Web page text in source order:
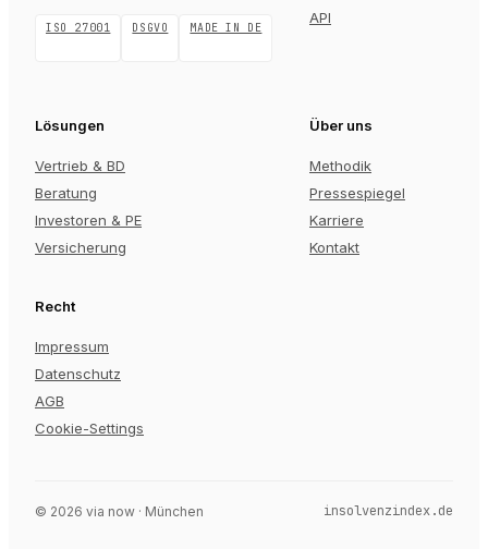
ISO 27001 DSGVO MADE IN DE
API
Lösungen
Vertrieb & BD
Beratung
Investoren & PE
Versicherung
Über uns
Methodik
Pressespiegel
Karriere
Kontakt
Recht
Impressum
Datenschutz
AGB
Cookie-Settings
© 2026 via now · München insolvenzindex.de